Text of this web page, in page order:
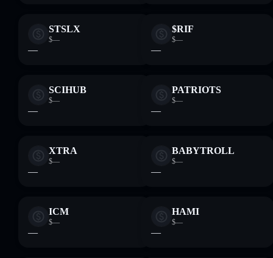
STSLX
$—
—
$RIF
$—
—
SCIHUB
$—
—
PATRIOTS
$—
—
XTRA
$—
—
BABYTROLL
$—
—
ICM
$—
—
HAMI
$—
—